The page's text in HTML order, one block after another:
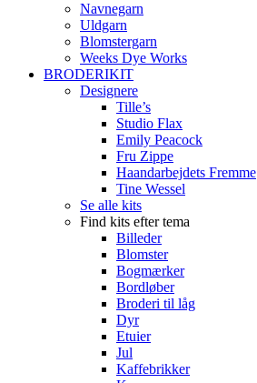
Navnegarn
Uldgarn
Blomstergarn
Weeks Dye Works
BRODERIKIT
Designere
Tille’s
Studio Flax
Emily Peacock
Fru Zippe
Haandarbejdets Fremme
Tine Wessel
Se alle kits
Find kits efter tema
Billeder
Blomster
Bogmærker
Bordløber
Broderi til låg
Dyr
Etuier
Jul
Kaffebrikker